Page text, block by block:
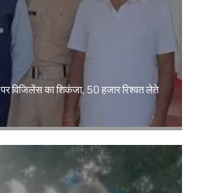
विजिलेंस का शिकंजा, 50 हजार रिश्वत लेते